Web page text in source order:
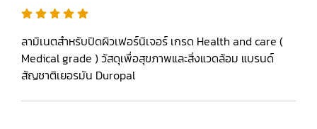
ลามิเนตสำหรับปิดผิวเฟอร์นิเจอร์ เกรด Health and care (
Medical grade ) วัสดุเพื่อสุขภาพและสิ่งแวดล้อม แบรนด์
สัญชาติเยอรมัน Duropal